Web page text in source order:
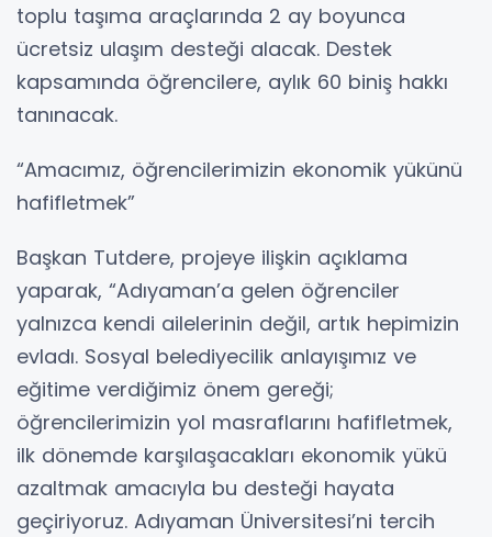
toplu taşıma araçlarında 2 ay boyunca
ücretsiz ulaşım desteği alacak. Destek
kapsamında öğrencilere, aylık 60 biniş hakkı
tanınacak.
“Amacımız, öğrencilerimizin ekonomik yükünü
hafifletmek”
Başkan Tutdere, projeye ilişkin açıklama
yaparak, “Adıyaman’a gelen öğrenciler
yalnızca kendi ailelerinin değil, artık hepimizin
evladı. Sosyal belediyecilik anlayışımız ve
eğitime verdiğimiz önem gereği;
öğrencilerimizin yol masraflarını hafifletmek,
ilk dönemde karşılaşacakları ekonomik yükü
azaltmak amacıyla bu desteği hayata
geçiriyoruz. Adıyaman Üniversitesi’ni tercih